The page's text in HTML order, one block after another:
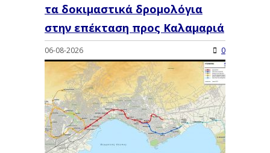
τα δοκιμαστικά δρομολόγια
στην επέκταση προς Καλαμαριά
06-08-2026 0